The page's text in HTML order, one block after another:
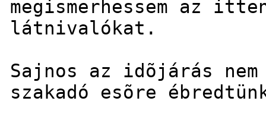
megismerhessem az
látnivalókat.
Sajnos az idõjárás
szakadó esõre